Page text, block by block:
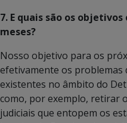
7. E quais são os
meses?
Nosso objetivo para os
efetivamente os problemas
existentes no âmbito do
como, por exemplo, retirar
judiciais que entopem os